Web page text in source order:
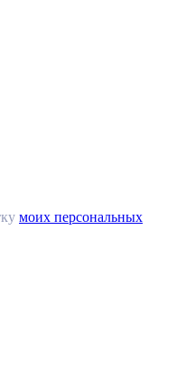
моих персональных